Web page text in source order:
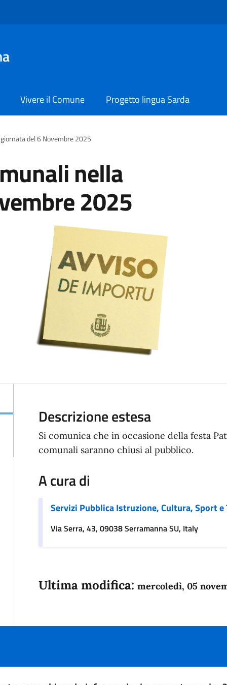
Vivere il Comune Progetto lingua Sarda
del 6 Novembre 2025
nella
2025
Descrizione estesa
Si comunica che in occasione della festa
comunali saranno chiusi al pubblico.
A cura di
Servizi Pubblica Istruzione, Cultura, Sport e
Via Serra, 43, 09038 Serramanna SU, Italy
Ultima modifica: mercoledì, 05